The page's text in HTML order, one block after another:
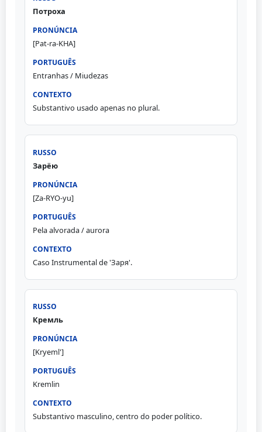
Потроха
[Pat-ra-KHA]
Entranhas / Miudezas
Substantivo usado apenas no plural.
Зарёю
[Za-RYO-yu]
Pela alvorada / aurora
Caso Instrumental de 'Заря'.
Кремль
[Kryeml']
Kremlin
Substantivo masculino, centro do poder político.